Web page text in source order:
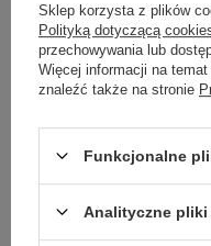
ecru
ZALOGUJ
Sklep korzysta z plików
Polityką dotyczącą
przechowywania lub
Więcej informacji na
znaleźć także na stronie
Funkcjonalne
Analityczne